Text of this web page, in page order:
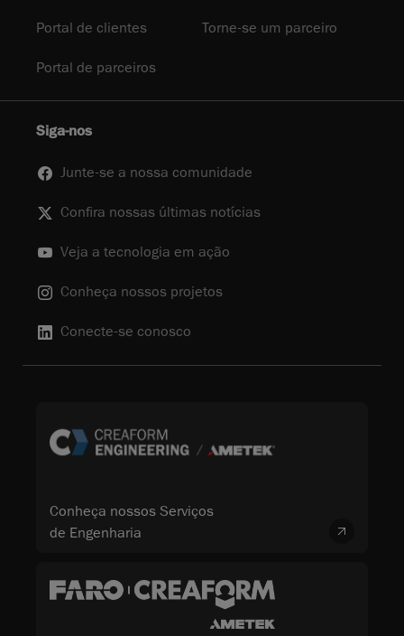
Portal de clientes Torne-se um parceiro
Portal de parceiros
Siga-nos
Junte-se a nossa comunidade
Confira nossas últimas notícias
Veja a tecnologia em ação
Conheça nossos projetos
Conecte-se conosco
Conheça nossos Serviços
de Engenharia